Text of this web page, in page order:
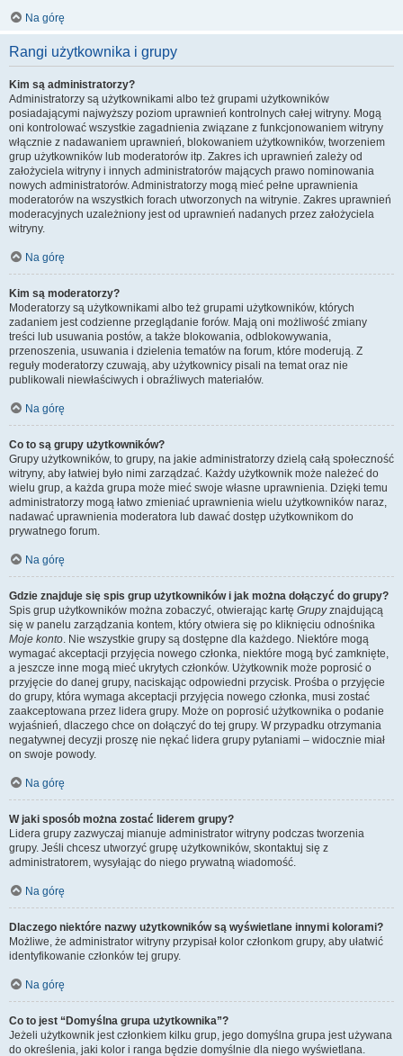
Na górę
Rangi użytkownika i grupy
Kim są administratorzy?
Administratorzy są użytkownikami albo też grupami użytkowników
posiadającymi najwyższy poziom uprawnień kontrolnych całej witryny. Mogą
oni kontrolować wszystkie zagadnienia związane z funkcjonowaniem witryny
włącznie z nadawaniem uprawnień, blokowaniem użytkowników, tworzeniem
grup użytkowników lub moderatorów itp. Zakres ich uprawnień zależy od
założyciela witryny i innych administratorów mających prawo nominowania
nowych administratorów. Administratorzy mogą mieć pełne uprawnienia
moderatorów na wszystkich forach utworzonych na witrynie. Zakres uprawnień
moderacyjnych uzależniony jest od uprawnień nadanych przez założyciela
witryny.
Na górę
Kim są moderatorzy?
Moderatorzy są użytkownikami albo też grupami użytkowników, których
zadaniem jest codzienne przeglądanie forów. Mają oni możliwość zmiany
treści lub usuwania postów, a także blokowania, odblokowywania,
przenoszenia, usuwania i dzielenia tematów na forum, które moderują. Z
reguły moderatorzy czuwają, aby użytkownicy pisali na temat oraz nie
publikowali niewłaściwych i obraźliwych materiałów.
Na górę
Co to są grupy użytkowników?
Grupy użytkowników, to grupy, na jakie administratorzy dzielą całą społeczność
witryny, aby łatwiej było nimi zarządzać. Każdy użytkownik może należeć do
wielu grup, a każda grupa może mieć swoje własne uprawnienia. Dzięki temu
administratorzy mogą łatwo zmieniać uprawnienia wielu użytkowników naraz,
nadawać uprawnienia moderatora lub dawać dostęp użytkownikom do
prywatnego forum.
Na górę
Gdzie znajduje się spis grup użytkowników i jak można dołączyć do grupy?
Spis grup użytkowników można zobaczyć, otwierając kartę Grupyznajdującą
się w panelu zarządzania kontem, który otwiera się po kliknięciu odnośnika
Moje konto. Nie wszystkie grupy są dostępne dla każdego. Niektóre mogą
wymagać akceptacji przyjęcia nowego członka, niektóre mogą być zamknięte,
a jeszcze inne mogą mieć ukrytych członków. Użytkownik może poprosić o
przyjęcie do danej grupy, naciskając odpowiedni przycisk. Prośba o przyjęcie
do grupy, która wymaga akceptacji przyjęcia nowego członka, musi zostać
zaakceptowana przez lidera grupy. Może on poprosić użytkownika o podanie
wyjaśnień, dlaczego chce on dołączyć do tej grupy. W przypadku otrzymania
negatywnej decyzji proszę nie nękać lidera grupy pytaniami – widocznie miał
on swoje powody.
Na górę
W jaki sposób można zostać liderem grupy?
Lidera grupy zazwyczaj mianuje administrator witryny podczas tworzenia
grupy. Jeśli chcesz utworzyć grupę użytkowników, skontaktuj się z
administratorem, wysyłając do niego prywatną wiadomość.
Na górę
Dlaczego niektóre nazwy użytkowników są wyświetlane innymi kolorami?
Możliwe, że administrator witryny przypisał kolor członkom grupy, aby ułatwić
identyfikowanie członków tej grupy.
Na górę
Co to jest “Domyślna grupa użytkownika”?
Jeżeli użytkownik jest członkiem kilku grup, jego domyślna grupa jest używana
do określenia, jaki kolor i ranga będzie domyślnie dla niego wyświetlana.